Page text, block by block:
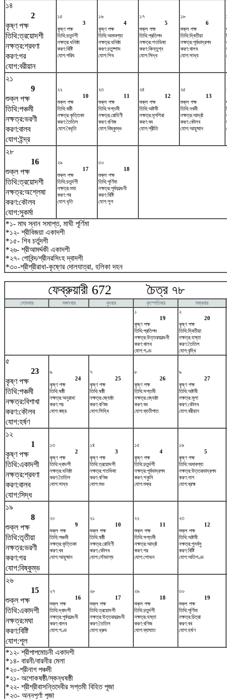
১৪
2
কৃষ্ণ পক্ষ
তিথি:ত্রয়োদশী
নক্ষত্র:শ্রবণা
করণ:গর
যোগ:বরীয়ান
১৫
3
কৃষ্ণ পক্ষ
তিথি:চতুর্দশী
নক্ষত্র:ধনিষ্ঠা
করণ:বিষ্টি
যোগ:পরিঘ
১৬
4
কৃষ্ণ পক্ষ
তিথি:অমাবশ্যা
নক্ষত্র:ধনিষ্ঠা
করণ:চতুষ্পাদ
যোগ:শিব
১৭
5
শুক্ল পক্ষ
তিথি:প্রতিপদ
নক্ষত্র:শতভিষ‌া
করণ:কিন্তুগ্ন
যোগ:সিদ্ধ
১৮
6
শুক্ল পক্ষ
তিথি:দ্বিতীয়া
নক্ষত্র:পূর্বভাদ্রপদ
করণ:বালব
যোগ:সাধ্য
২১
9
শুক্ল পক্ষ
তিথি:পঞ্চমী
নক্ষত্র:ভরণী
করণ:বালব
যোগ:ইন্দ্র
২২
10
শুক্ল পক্ষ
তিথি:ষষ্ঠী
নক্ষত্র:কৃত্তিকা
করণ:তৈতিল
যোগ:বৈধৃতি
২৩
11
শুক্ল পক্ষ
তিথি:সপ্তমী
নক্ষত্র:রোহিণী
করণ:বণিজ
যোগ:বিষ্কুম্ভ
২৪
12
শুক্ল পক্ষ
তিথি:অষ্টমী
নক্ষত্র:মৃগশিরা
করণ:বব
যোগ:প্রীতি
২৫
13
শুক্ল পক্ষ
তিথি:নবমী
নক্ষত্র:আর্দ্রা
করণ:কৌলব
যোগ:আয়ুষ্মান
২৮
16
শুক্ল পক্ষ
তিথি:ত্রয়োদশী
নক্ষত্র:অশ্লেষা
করণ:কৌলব
যোগ:সুকর্মা
২৯
17
শুক্ল পক্ষ
তিথি:চতুর্দশী
নক্ষত্র:মঘা
করণ:গর
যোগ:ধৃতি
৩০
18
শুক্ল পক্ষ
তিথি:পূর্ণিমা
নক্ষত্র:পূর্বফাল্গুনী
করণ:বিষ্টি
যোগ:শূল
*১- মাঘ স্নান সমাপ্ত, মাঘী পূর্ণিমা
*১২- শ্রীবিজয়া একাদশী
*১৫- শিব চর্তুদশী
*২৬- শ্রীআমর্দ্দকী একাদশী
*২৭- গোবিন্দ/শ্রীনরসিংহ দ্বাদশী
*৩০-শ্রীশ্রীরাধা-কৃষ্ণের দোলযাত্রা, হলিকা দহন
ফেব্রুয়ারী 672 চৈত্র ৭৮
সোমবার মঙ্গলবার বুধবার বৃহস্পতিবার
শুক্রবার
১
19
কৃষ্ণ পক্ষ
তিথি:প্রতিপদ
নক্ষত্র:উত্তরফাল্গুনী
করণ:বালব
যোগ:গণ্ড
২
20
কৃষ্ণ পক্ষ
তিথি:দ্বিতীয়া
নক্ষত্র:হস্তা
করণ:তৈতিল
যোগ:বৃদ্ধি
৫
23
কৃষ্ণ পক্ষ
তিথি:পঞ্চমী
নক্ষত্র:বিশাখা
করণ:কৌলব
যোগ:হর্ষণ
৬
24
কৃষ্ণ পক্ষ
তিথি:ষষ্ঠী
নক্ষত্র:অনুরাধা
করণ:গর
যোগ:বজ্র
৭
25
কৃষ্ণ পক্ষ
তিথি:ষষ্ঠী
নক্ষত্র:জ্যেষ্ঠা
করণ:বণিজ
যোগ:সিদ্ধি
৮
26
কৃষ্ণ পক্ষ
তিথি:সপ্তমী
নক্ষত্র:জ্যেষ্ঠা
করণ:বব
যোগ:ব্যতীপাত
৯
27
কৃষ্ণ পক্ষ
তিথি:অষ্টমী
নক্ষত্র:মূলা
করণ:কৌলব
যোগ:বরীয়ান
১২
1
কৃষ্ণ পক্ষ
তিথি:একাদশী
নক্ষত্র:শ্রবণা
করণ:বালব
যোগ:সিদ্ধ
১৩
2
কৃষ্ণ পক্ষ
তিথি:দ্বাদশী
নক্ষত্র:ধনিষ্ঠা
করণ:তৈতিল
যোগ:সাধ্য
১৪
3
কৃষ্ণ পক্ষ
তিথি:ত্রয়োদশী
নক্ষত্র:শতভিষ‌া
করণ:বণিজ
যোগ:শুভ
১৫
4
কৃষ্ণ পক্ষ
তিথি:চতুর্দশী
নক্ষত্র:পূর্বভাদ্রপদ
করণ:শকুনি
যোগ:শুক্র
১৬
5
কৃষ্ণ পক্ষ
তিথি:অমাবশ্যা
নক্ষত্র:উত্তরভাদ্রপদ
করণ:নাগ
যোগ:ব্রহ্ম
১৯
8
শুক্ল পক্ষ
তিথি:তৃতীয়া
নক্ষত্র:ভরণী
করণ:গর
যোগ:বিষ্কুম্ভ
২০
9
শুক্ল পক্ষ
তিথি:পঞ্চমী
নক্ষত্র:কৃত্তিকা
করণ:বব
যোগ:আয়ুষ্মান
২১
10
শুক্ল পক্ষ
তিথি:ষষ্ঠী
নক্ষত্র:রোহিণী
করণ:কৌলব
যোগ:সৌভাগ্য
২২
11
শুক্ল পক্ষ
তিথি:সপ্তমী
নক্ষত্র:আর্দ্রা
করণ:গর
যোগ:শোভন
২৩
12
শুক্ল পক্ষ
তিথি:অষ্টমী
নক্ষত্র:পুনর্বসু
করণ:বিষ্টি
যোগ:অতিগণ্ড
২৬
15
শুক্ল পক্ষ
তিথি:একাদশী
নক্ষত্র:মঘা
করণ:বিষ্টি
যোগ:শূল
২৭
16
শুক্ল পক্ষ
তিথি:দ্বাদশী
নক্ষত্র:পূর্বফাল্গুনী
করণ:বালব
যোগ:গণ্ড
২৮
17
শুক্ল পক্ষ
তিথি:ত্রয়োদশী
নক্ষত্র:উত্তরফাল্গুনী
করণ:তৈতিল
যোগ:ধ্রুব
২৯
18
শুক্ল পক্ষ
তিথি:চতুর্দশী
নক্ষত্র:হস্তা
করণ:বণিজ
যোগ:ব্যাঘাত
৩০
19
শুক্ল পক্ষ
তিথি:পূর্ণিমা
নক্ষত্র:চিত্রা
করণ:বব
যোগ:হর্ষণ
*১২- শ্রীপাপমোচনী একাদশী
*১৪- বারনী/বারনীর মেলা
*২০-শ্রীনাগ পঞ্চমী
*২১- অশোকষষ্ঠী/স্কন্ধষষ্ঠী
*২২- শ্রীশ্রীবাসন্তিদেবীর সপ্তমী বিহিত পূজা
*২৩- অন্নপূর্ণা পূজা